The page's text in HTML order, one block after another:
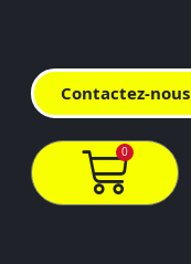
Contactez-nous
0